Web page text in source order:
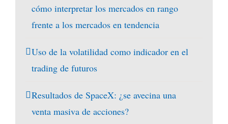
cómo interpretar los mercados en rango
frente a los mercados en tendencia
Uso de la volatilidad como indicador en el
trading de futuros
Resultados de SpaceX: ¿se avecina una
venta masiva de acciones?